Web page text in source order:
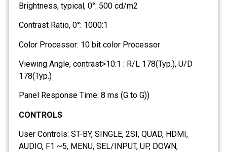
Brightness, typical, 0°: 500 cd/m2
Contrast Ratio, 0°: 1000:1
Color Processor: 10 bit color Processor
Viewing Angle, contrast>10:1 : R/L 178(Typ.), U/D
178(Typ.)
Panel Response Time: 8 ms (G to G))
CONTROLS
User Controls: ST-BY, SINGLE, 2SI, QUAD, HDMI,
AUDIO, F1 ~5, MENU, SEL/INPUT, UP, DOWN,